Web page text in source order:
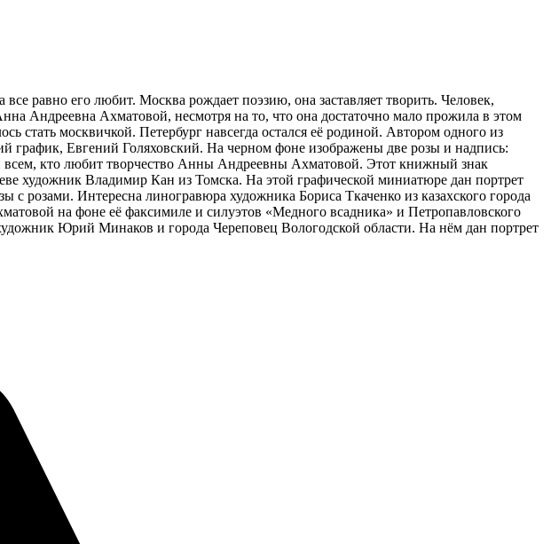
равно его любит. Москва рождает поэзию, она заставляет творить. Человек,
Андреевна Ахматовой, несмотря на то, что она достаточно мало прожила в этом
стать москвичкой. Петербург навсегда остался её родиной. Автором одного из
график, Евгений Голяховский. На черном фоне изображены две розы и надпись:
кто любит творчество Анны Андреевны Ахматовой. Этот книжный знак
художник Владимир Кан из Томска. На этой графической миниатюре дан портрет
розами. Интересна линогравюра художника Бориса Ткаченко из казахского города
на фоне её факсимиле и силуэтов «Медного всадника» и Петропавловского
Юрий Минаков и города Череповец Вологодской области. На нём дан портрет